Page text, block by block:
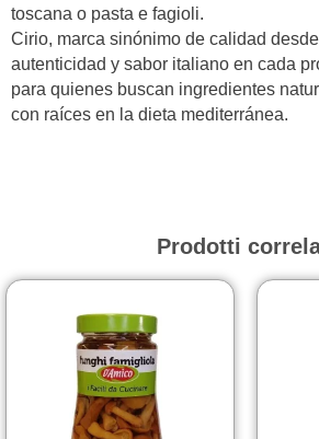
toscana o pasta e fagioli.
Cirio, marca sinónimo de calidad
autenticidad y sabor italiano en cada
para quienes buscan ingredientes
con raíces en la dieta mediterránea.
Prodotti